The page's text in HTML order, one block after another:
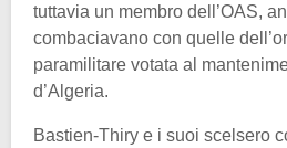
tuttavia un membro dell’OAS,
combaciavano con quelle
paramilitare votata al
d’Algeria.
Bastien-Thiry e i suoi scelsero